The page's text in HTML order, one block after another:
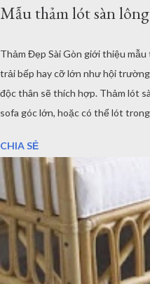
Mẫu thảm lót sàn
Thảm Đẹp Sài Gòn giới thiệu
trải bếp hay cỡ lớn như hội
độc thân sẽ thích hợp. Thảm lót
sofa góc lớn, hoặc có thể lót
CHIA SẺ